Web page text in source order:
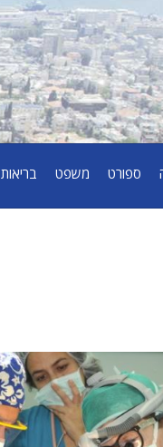
ספורט משפט בריאות